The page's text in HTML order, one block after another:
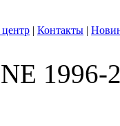
| Контакты |
1996-